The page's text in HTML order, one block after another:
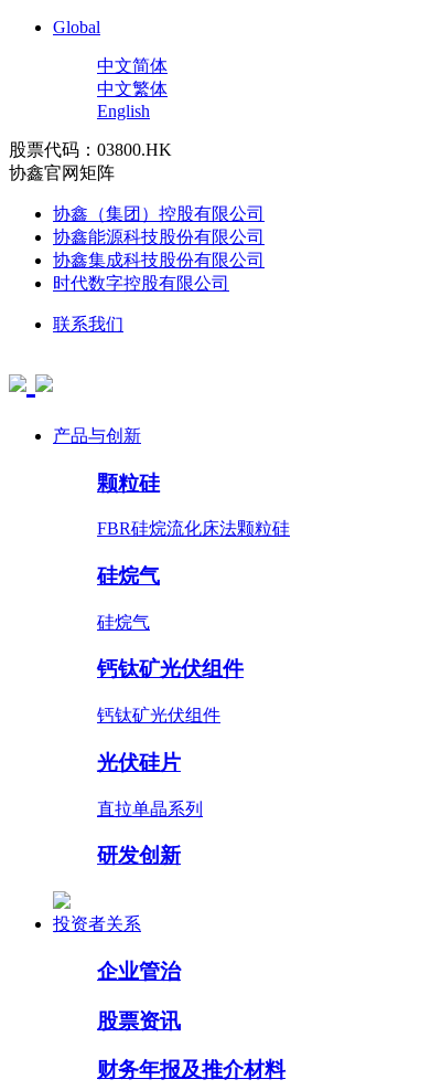
Global
中文简体
中文繁体
English
股票代码：03800.HK
协鑫官网矩阵
协鑫（集团）控股有限公司
协鑫能源科技股份有限公司
协鑫集成科技股份有限公司
时代数字控股有限公司
联系我们
产品与创新
颗粒硅
FBR硅烷流化床法颗粒硅
硅烷气
硅烷气
钙钛矿光伏组件
钙钛矿光伏组件
光伏硅片
直拉单晶系列
研发创新
投资者关系
企业管治
股票资讯
财务年报及推介材料